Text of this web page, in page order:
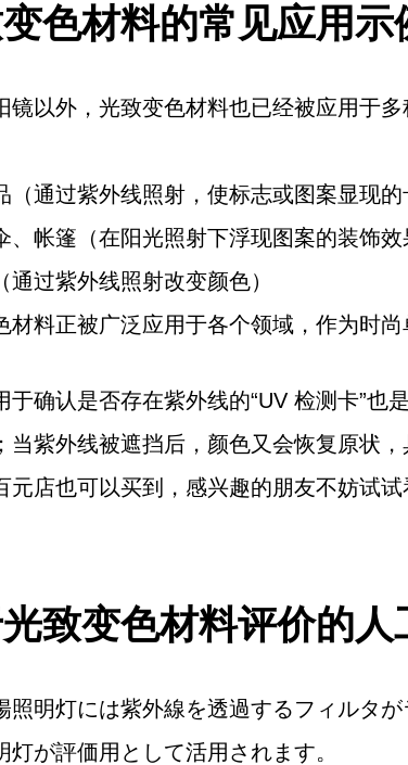
色材料的常见应用示
镜以外，光致变色材料也已经被应用于多
（通过紫外线照射，使标志或图案显现的
、帐篷（在阳光照射下浮现图案的装饰效
通过紫外线照射改变颜色）
材料正被广泛应用于各个领域，作为时尚
于确认是否存在紫外线的“UV 检测卡”
当紫外线被遮挡后，颜色又会恢复原状
元店也可以买到，感兴趣的朋友不妨试试
致变色材料评价的
照明灯には紫外線を透過するフィルタ
灯が評価用として活用されます。